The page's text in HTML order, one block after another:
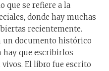
que se refiere a la
donde hay muchas
recientemente.
un documento histórico
hay que escribirlos
El libro fue escrito